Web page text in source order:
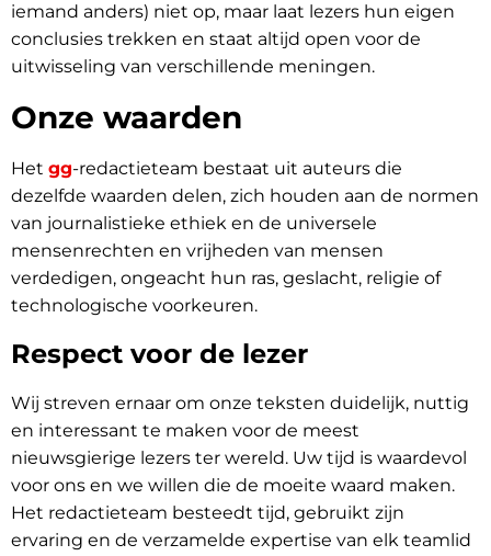
iemand anders) niet op, maar laat lezers hun eigen
conclusies trekken en staat altijd open voor de
uitwisseling van verschillende meningen.
Onze waarden
Het gg-redactieteam bestaat uit auteurs die
dezelfde waarden delen, zich houden aan de normen
van journalistieke ethiek en de universele
mensenrechten en vrijheden van mensen
verdedigen, ongeacht hun ras, geslacht, religie of
technologische voorkeuren.
Respect voor de lezer
Wij streven ernaar om onze teksten duidelijk, nuttig
en interessant te maken voor de meest
nieuwsgierige lezers ter wereld. Uw tijd is waardevol
voor ons en we willen die de moeite waard maken.
Het redactieteam besteedt tijd, gebruikt zijn
ervaring en de verzamelde expertise van elk teamlid